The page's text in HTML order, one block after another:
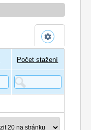
Počet stažení